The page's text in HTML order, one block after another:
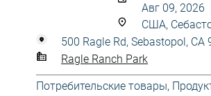
Авг 09, 2026
США,
500 Ragle Rd, Sebastopol, CA
Ragle Ranch Park
Потребительские товары,